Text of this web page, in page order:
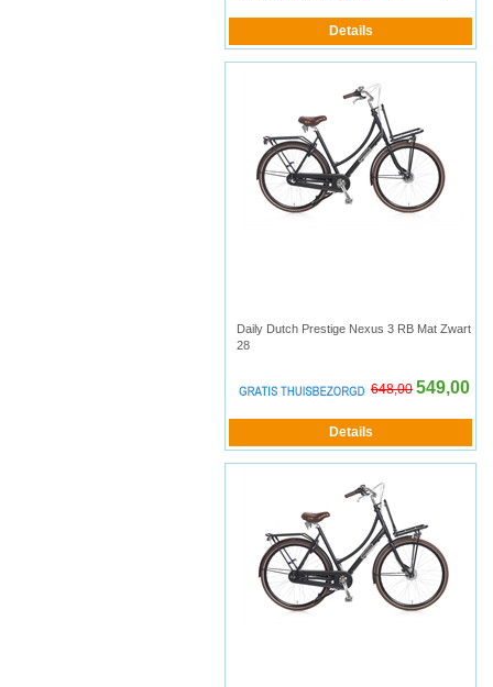
Daily Dutch Prestige Nexus 3 RB Mat Zwart
28
648,00 549,00